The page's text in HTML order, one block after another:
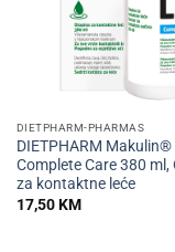
DIETPHARM-PHARMAS
DIETPHARM Makulin®
Complete Care 380 ml,
za kontaktne leće
17,50KM